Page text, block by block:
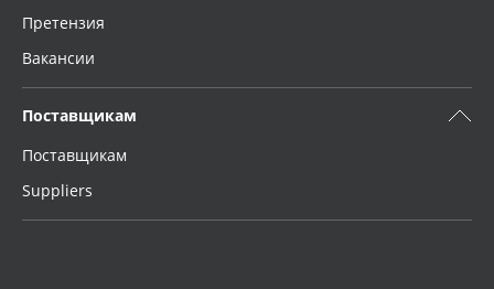
Претензия
Вакансии
Поставщикам
Поставщикам
Suppliers